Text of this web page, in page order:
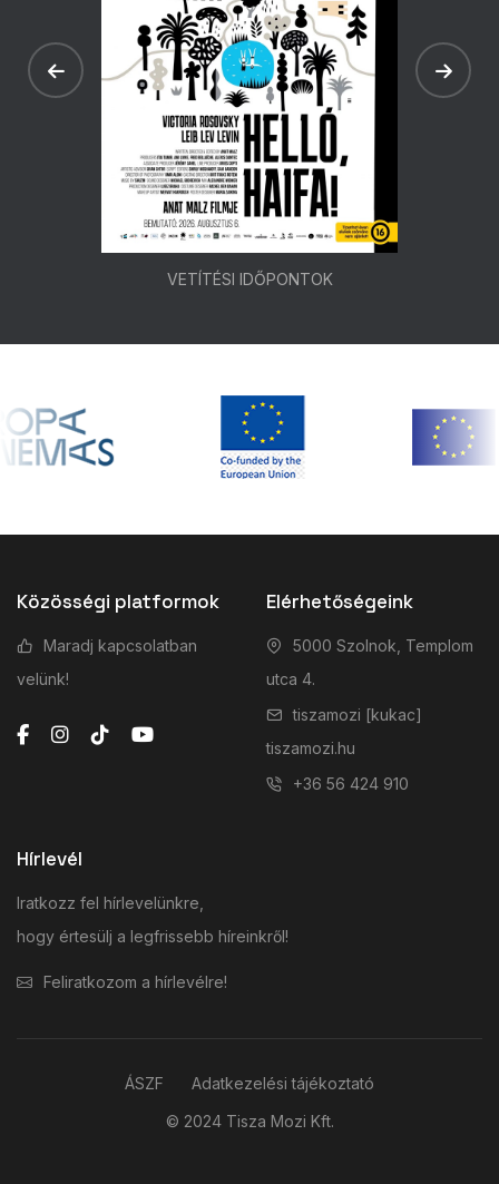
VETÍTÉSI IDŐPONTOK
Közösségi platformok
Maradj kapcsolatban
velünk!
Elérhetőségeink
5000 Szolnok, Templom
utca 4.
tiszamozi [kukac]
tiszamozi.hu
+36 56 424 910
Hírlevél
Iratkozz fel hírlevelünkre,
hogy értesülj a legfrissebb híreinkről!
Feliratkozom a hírlevélre!
© 2024 Tisza Mozi Kft.
ÁSZF Adatkezelési tájékoztató